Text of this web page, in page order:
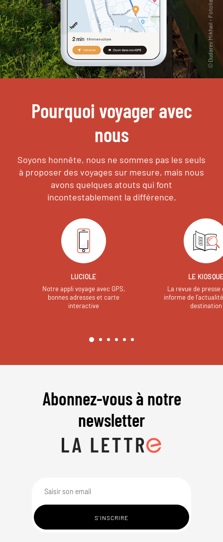
Pourquoi voyager avec
nous
Soyons honnête, nous ne sommes pas les seuls
à proposer des voyages sur mesure, mais nous
avons quelques atouts qui font
incontestablement la différence.
LUCIOLE
Notre appli voyage avec GPS,
bonnes adresses et carte
interactive
LE
La revue de presse
informe de
destination
Abonnez-vous à notre
newsletter